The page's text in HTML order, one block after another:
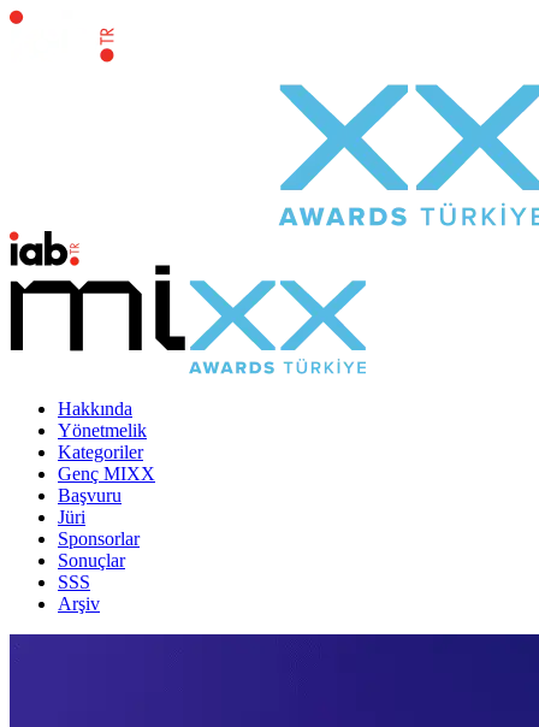
Hakkında
Yönetmelik
Kategoriler
Genç MIXX
Başvuru
Jüri
Sponsorlar
Sonuçlar
SSS
Arşiv